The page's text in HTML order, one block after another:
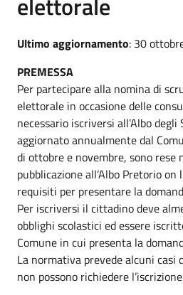
Ultimo aggiornamento: 30
PREMESSA
Per partecipare alla nomina di
elettorale in occasione delle
necessario iscriversi all’Albo
aggiornato annualmente dal
di ottobre e novembre, sono rese
pubblicazione all’Albo Pretorio
requisiti per presentare la
Per iscriversi il cittadino deve
obblighi scolastici ed essere
Comune in cui presenta la
La normativa prevede alcuni casi
non possono richiedere